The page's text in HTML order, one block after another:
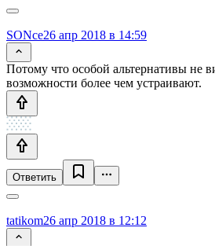
SONce26 апр 2018 в 14:59
Потому что особой альтернативы не
возможности более чем устраивают.
Ответить
tatikom26 апр 2018 в 12:12